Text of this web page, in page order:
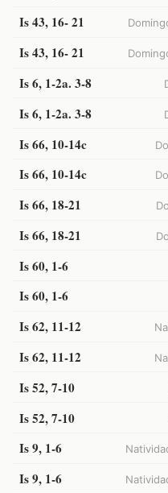
Is 43, 16- 21
Is 43, 16- 21
Is 6, 1-2a. 3-8
Is 6, 1-2a. 3-8
Is 66, 10-14c
Is 66, 10-14c
Is 66, 18-21
Is 66, 18-21
Is 60, 1-6
Is 60, 1-6
Is 62, 11-12
Is 62, 11-12
Is 52, 7-10
Is 52, 7-10
Is 9, 1-6
Is 9, 1-6